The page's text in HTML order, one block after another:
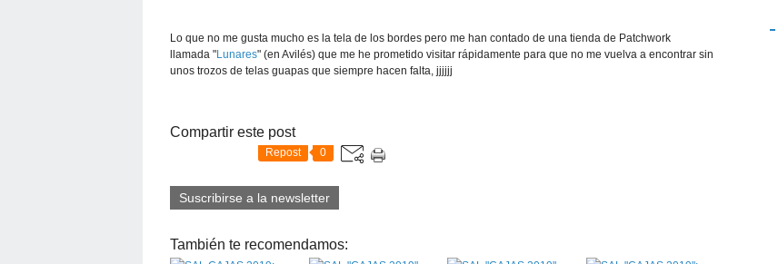
Lo que no me gusta mucho es la tela de los bordes pero me han contado de una tienda de Patchwork
llamada "Lunares" (en Avilés) que me he prometido visitar rápidamente para que no me vuelva a encontrar sin
unos trozos de telas guapas que siempre hacen falta, jjjjjj
Compartir este post
Repost 0
Suscribirse a la newsletter
También te recomendamos: